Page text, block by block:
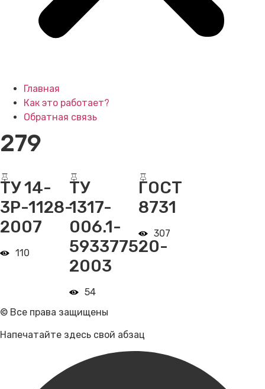
Главная
Как это работает?
Обратная связь
279
ТУ 14-
3Р-1128-
2007
110
ТУ
1317-
006.1-
593377520-
2003
54
ГОСТ
8731
307
© Все права защищены
Напечатайте здесь свой абзац